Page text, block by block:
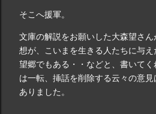
そこへ援軍。
文庫の解説をお願いした大森望さ
想が、こいまを生きる人たちに与
望郷でもある・・などと、書いて
は一転、挿話を削除する云々の意
ありました。